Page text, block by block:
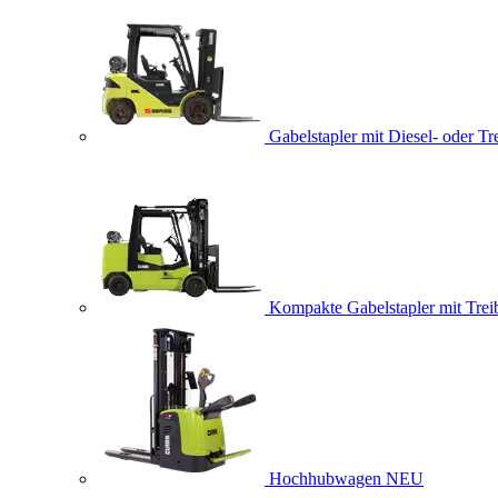
Gabelstapler mit Diesel- oder
Kompakte Gabelstapler mit
Hochhubwagen NEU